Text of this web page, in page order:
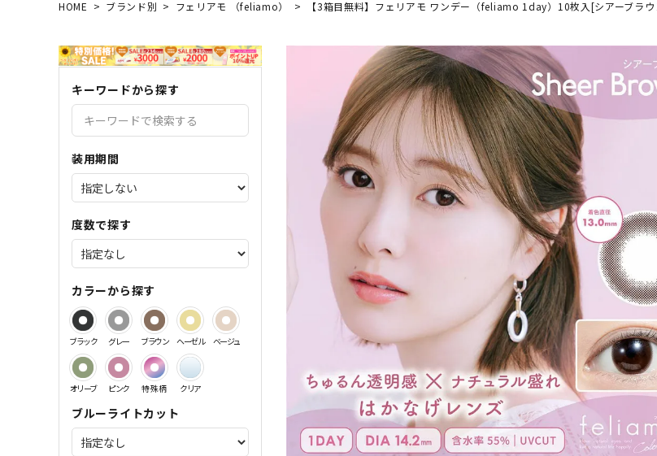
ディファインモイスト
イルミネート
エバーカラーシリーズ シーブリンク キャンディーマ
レヴィアワンマンス レヴィアワンデー ネオサイトシリ
3CE REJURAN Dr.jart+
その他ブランドはこちら
乱視カラコン比較 ブルーライトカットカラコン UVカットカラ
バレないカラコン 色素薄い系カラコン メンズカラコン
サンドイッチ製法特集
HOME ブランド別 フェリアモ （feliamo） 【3箱目無料】フェリアモ ワンデー（feliamo 1day）10枚入[シアーブラウ
キーワードから探す
装用期間
度数で探す
カラーから探す
ブラック グレー ブラウン ヘーゼル ベージュ
オリーブ ピンク 特殊柄 クリア
ブルーライトカット